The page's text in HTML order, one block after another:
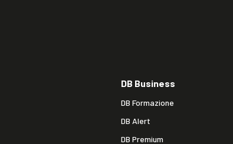
DB Business
DB Formazione
DB Alert
DB Premium